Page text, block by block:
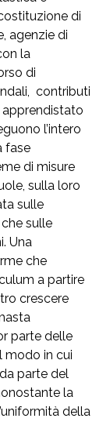
di
agenzie di
la
di
contributi
l’intero
fase
di misure
sulla loro
sulle
sulle
Una
che
a partire
crescere
parte delle
modo in cui
parte del
la
della